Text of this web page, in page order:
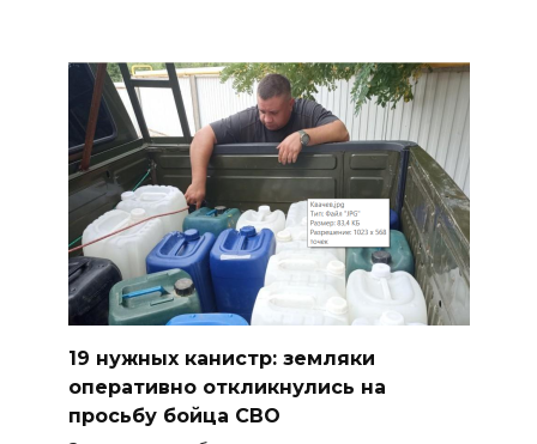
19 нужных канистр: земляки
оперативно откликнулись на
просьбу бойца СВО